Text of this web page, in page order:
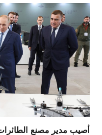
أصيب مدير مصنع